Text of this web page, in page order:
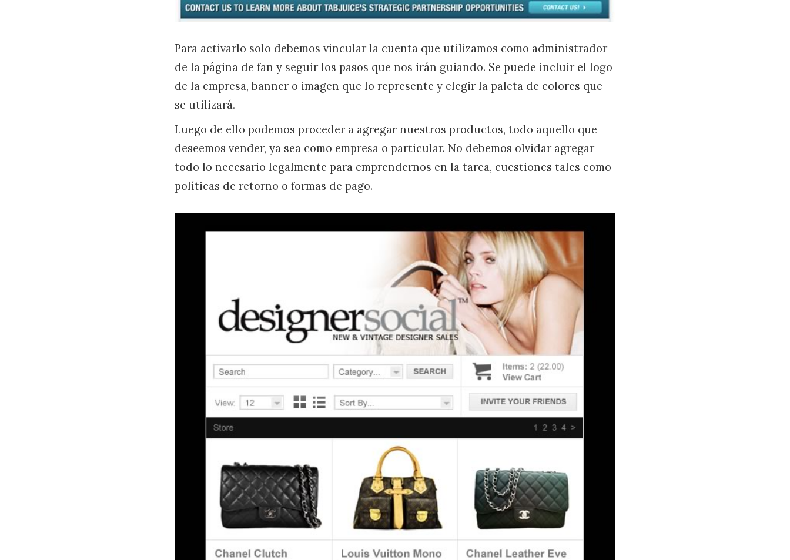
Para activarlo solo debemos vincular la cuenta que utilizamos como administrador
de la página de fan y seguir los pasos que nos irán guiando. Se puede incluir el logo
de la empresa, banner o imagen que lo represente y elegir la paleta de colores que
se utilizará.
Luego de ello podemos proceder a agregar nuestros productos, todo aquello que
deseemos vender, ya sea como empresa o particular. No debemos olvidar agregar
todo lo necesario legalmente para emprendernos en la tarea, cuestiones tales como
políticas de retorno o formas de pago.